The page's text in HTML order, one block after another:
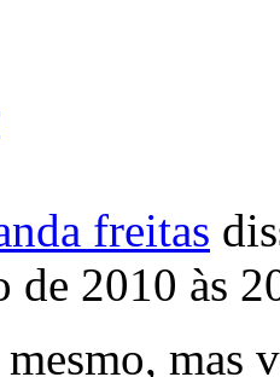
freitas
de 2010 às
mas